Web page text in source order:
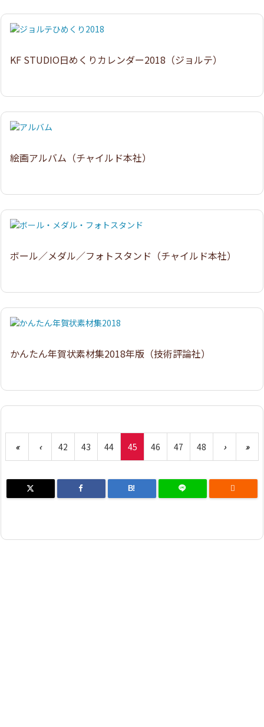
KF STUDIO日めくりカレンダー2018（ジョルテ）
絵画アルバム（チャイルド本社）
ボール／メダル／フォトスタンド（チャイルド本社）
かんたん年賀状素材集2018年版（技術評論社）
« ‹ 42 43 44 45 46 47 48 › »
B! 